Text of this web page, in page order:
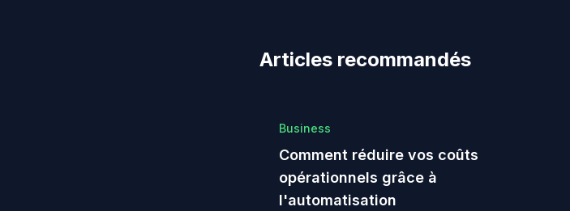
Articles recommandés
Business
Comment réduire vos coûts
opérationnels grâce à
l'automatisation